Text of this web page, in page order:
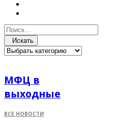
Искать
МФЦ в
выходные
ВСЕ НОВОСТИ